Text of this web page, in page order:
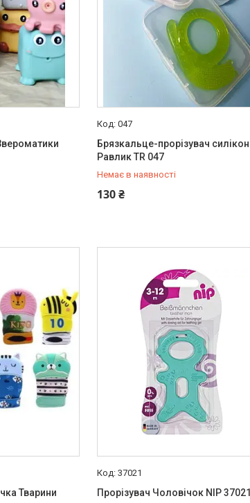
047
Брязкальце-прорізувач силікон
Равлик TR 047
Немає в наявності
130 ₴
+380 (97) 778-20-70
Тварини
37021
Прорізувач Чоловічок NIP 37021